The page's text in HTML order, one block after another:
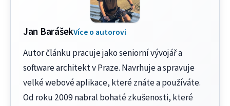
Jan BarášekVíce o autorovi
Autor článku pracuje jako seniorní vývojář a
software architekt v Praze. Navrhuje a spravuje
velké webové aplikace, které znáte a používáte.
Od roku 2009 nabral bohaté zkušenosti, které